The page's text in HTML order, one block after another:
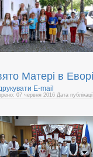
Матері в Еворі
E-mail
07 червня 2016 Дата